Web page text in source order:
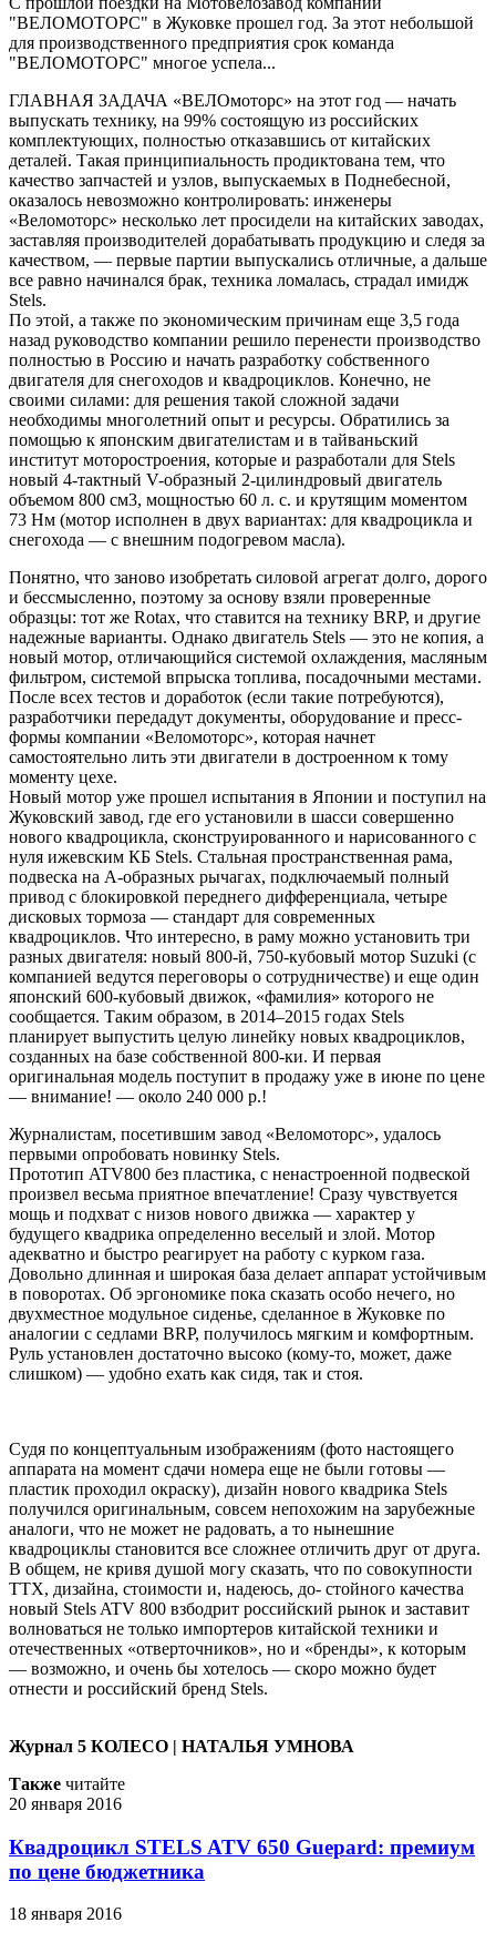
"ВЕЛОМОТОРС" в Жуковке прошел год. За этот небольшой
для производственного предприятия срок команда
"ВЕЛОМОТОРС" многое успела...
ГЛАВНАЯ ЗАДАЧА «ВЕЛОмоторс» на этот год — начать
выпускать технику, на 99% состоящую из российских
комплектующих, полностью отказавшись от китайских
деталей. Такая принципиальность продиктована тем, что
качество запчастей и узлов, выпускаемых в Поднебесной,
оказалось невозможно контролировать: инженеры
«Веломоторс» несколько лет просидели на китайских заводах,
заставляя производителей дорабатывать продукцию и следя за
качеством, — первые партии выпускались отличные, а дальше
все равно начинался брак, техника ломалась, страдал имидж
Stels.
По этой, а также по экономическим причинам еще 3,5 года
назад руководство компании решило перенести производство
полностью в Россию и начать разработку собственного
двигателя для снегоходов и квадроциклов. Конечно, не
своими силами: для решения такой сложной задачи
необходимы многолетний опыт и ресурсы. Обратились за
помощью к японским двигателистам и в тайваньский
институт моторостроения, которые и разработали для Stels
новый 4-тактный V-образный 2-цилиндровый двигатель
объемом 800 см3, мощностью 60 л. с. и крутящим моментом
73 Нм (мотор исполнен в двух вариантах: для квадроцикла и
снегохода — с внешним подогревом масла).
Понятно, что заново изобретать силовой агрегат долго, дорого
и бессмысленно, поэтому за основу взяли проверенные
образцы: тот же Rotax, что ставится на технику BRP, и другие
надежные варианты. Однако двигатель Stels — это не копия, а
новый мотор, отличающийся системой охлаждения, масляным
фильтром, системой впрыска топлива, посадочными местами.
После всех тестов и доработок (если такие потребуются),
разработчики передадут документы, оборудование и пресс-
формы компании «Веломоторс», которая начнет
самостоятельно лить эти двигатели в достроенном к тому
моменту цехе.
Новый мотор уже прошел испытания в Японии и поступил на
Жуковский завод, где его установили в шасси совершенно
нового квадроцикла, сконструированного и нарисованного с
нуля ижевским КБ Stels. Стальная пространственная рама,
подвеска на А-образных рычагах, подключаемый полный
привод с блокировкой переднего дифференциала, четыре
дисковых тормоза — стандарт для современных
квадроциклов. Что интересно, в раму можно установить три
разных двигателя: новый 800-й, 750-кубовый мотор Suzuki (с
компанией ведутся переговоры о сотрудничестве) и еще один
японский 600-кубовый движок, «фамилия» которого не
сообщается. Таким образом, в 2014–2015 годах Stels
планирует выпустить целую линейку новых квадроциклов,
созданных на базе собственной 800-ки. И первая
оригинальная модель поступит в продажу уже в июне по цене
— внимание! — около 240 000 р.!
Журналистам, посетившим завод «Веломоторс», удалось
первыми опробовать новинку Stels.
Прототип ATV800 без пластика, с ненастроенной подвеской
произвел весьма приятное впечатление! Сразу чувствуется
мощь и подхват с низов нового движка — характер у
будущего квадрика определенно веселый и злой. Мотор
адекватно и быстро реагирует на работу с курком газа.
Довольно длинная и широкая база делает аппарат устойчивым
в поворотах. Об эргономике пока сказать особо нечего, но
двухместное модульное сиденье, сделанное в Жуковке по
аналогии с седлами BRP, получилось мягким и комфортным.
Руль установлен достаточно высоко (кому-то, может, даже
слишком) — удобно ехать как сидя, так и стоя.
Судя по концептуальным изображениям (фото настоящего
аппарата на момент сдачи номера еще не были готовы —
пластик проходил окраску), дизайн нового квадрика Stels
получился оригинальным, совсем непохожим на зарубежные
аналоги, что не может не радовать, а то нынешние
квадроциклы становится все сложнее отличить друг от друга.
В общем, не кривя душой могу сказать, что по совокупности
ТТХ, дизайна, стоимости и, надеюсь, до- стойного качества
новый Stels ATV 800 взбодрит российский рынок и заставит
волноваться не только импортеров китайской техники и
отечественных «отверточников», но и «бренды», к которым
— возможно, и очень бы хотелось — скоро можно будет
отнести и российский бренд Stels.
Журнал 5 КОЛЕСО | НАТАЛЬЯ УМНОВА
Также читайте
20 января 2016
Квадроцикл STELS ATV 650 Guepard: премиум
по цене бюджетника
18 января 2016